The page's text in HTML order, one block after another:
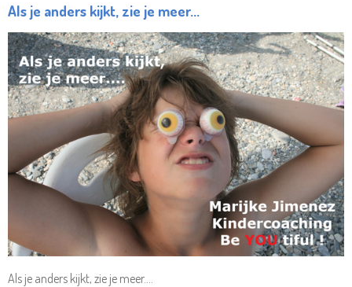
Als je anders kijkt, zie je meer...
Als je anders kijkt, zie je meer....